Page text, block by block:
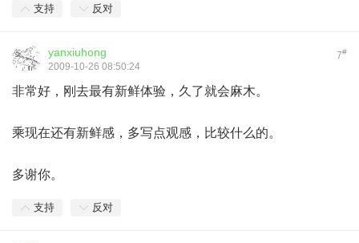
支持 反对
7#
yanxiuhong
2009-10-26 08:50:24
非常好，刚去最有新鲜体验，久了就会麻木。
乘现在还有新鲜感，多写点观感，比较什么的。
多谢你。
支持 反对